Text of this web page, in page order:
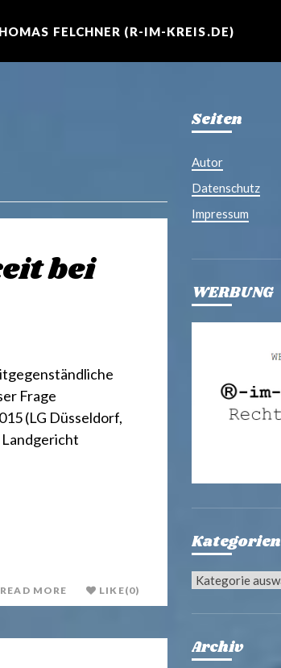
FELCHNER (R-IM-KREIS.DE)
bei
Frage
(LG Düsseldorf,
Landgericht
READ MORE LIKE(0)
Seiten
Autor
Datenschutz
Impressum
WERBUNG
Kategorien
Kategorien
Archiv